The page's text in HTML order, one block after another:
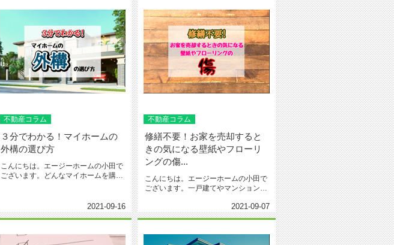
不動産コラム
３分でわかる！マイホームの
外構の選び方
こんにちは。エージーホームの小田で
ございます。どんなマイホームを購入
2021-09-16
不動産コラム
修繕不要！お家を売却すると
きの気になる壁紙やフローリ
ングの傷...
こんにちは。エージーホームの小田で
ございます。一戸建てやマンションの
2021-09-07